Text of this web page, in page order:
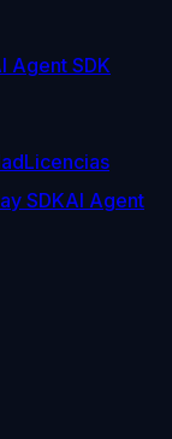
Agent SDK
Licencias
SDKAI Agent